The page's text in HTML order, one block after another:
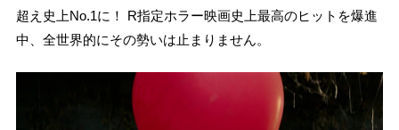
超え史上No.1に！ R指定ホラー映画史上最高のヒットを爆進
中、全世界的にその勢いは止まりません。